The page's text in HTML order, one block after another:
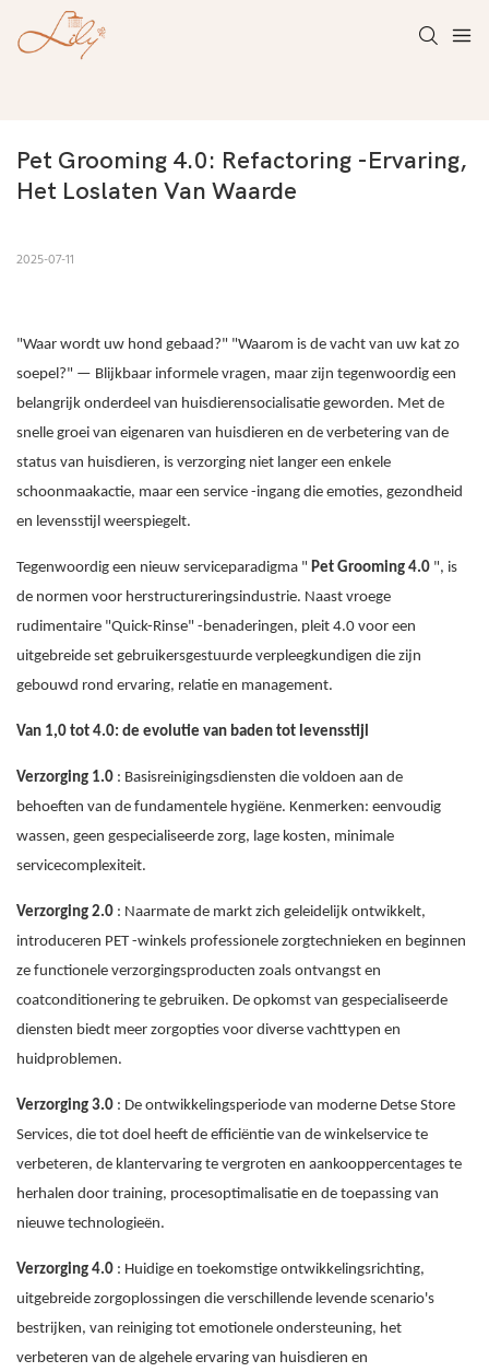
Pet Grooming 4.0: Refactoring -ervaring,
Het Loslaten Van Waarde
2025-07-11
"Waar wordt uw hond gebaad?" "Waarom is de vacht van uw kat zo
soepel?" — Blijkbaar informele vragen, maar zijn tegenwoordig een
belangrijk onderdeel van huisdierensocialisatie geworden. Met de
snelle groei van eigenaren van huisdieren en de verbetering van de
status van huisdieren, is verzorging niet langer een enkele
schoonmaakactie, maar een service -ingang die emoties, gezondheid
en levensstijl weerspiegelt.
Tegenwoordig een nieuw serviceparadigma " Pet Grooming 4.0 ", is
de normen voor herstructureringsindustrie. Naast vroege
rudimentaire "Quick-Rinse" -benaderingen, pleit 4.0 voor een
uitgebreide set gebruikersgestuurde verpleegkundigen die zijn
gebouwd rond ervaring, relatie en management.
Van 1,0 tot 4.0: de evolutie van baden tot levensstijl
Verzorging 1.0 : Basisreinigingsdiensten die voldoen aan de
behoeften van de fundamentele hygiëne. Kenmerken: eenvoudig
wassen, geen gespecialiseerde zorg, lage kosten, minimale
servicecomplexiteit.
Verzorging 2.0 : Naarmate de markt zich geleidelijk ontwikkelt,
introduceren PET -winkels professionele zorgtechnieken en beginnen
ze functionele verzorgingsproducten zoals ontvangst en
coatconditionering te gebruiken. De opkomst van gespecialiseerde
diensten biedt meer zorgopties voor diverse vachttypen en
huidproblemen.
Verzorging 3.0 : De ontwikkelingsperiode van moderne Detse Store
Services, die tot doel heeft de efficiëntie van de winkelservice te
verbeteren, de klantervaring te vergroten en aankooppercentages te
herhalen door training, procesoptimalisatie en de toepassing van
nieuwe technologieën.
Verzorging 4.0 : Huidige en toekomstige ontwikkelingsrichting,
uitgebreide zorgoplossingen die verschillende levende scenario's
bestrijken, van reiniging tot emotionele ondersteuning, het
verbeteren van de algehele ervaring van huisdieren en